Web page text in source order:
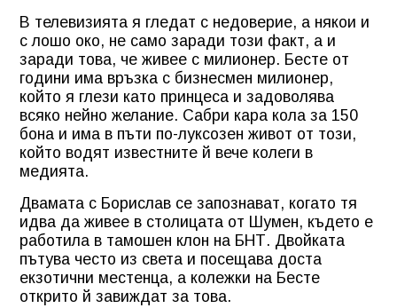
В телевизията я гледат с недоверие, а някои и
с лошо око, не само заради този факт, а и
заради това, че живее с милионер. Бесте от
години има връзка с бизнесмен милионер,
който я глези като принцеса и задоволява
всяко нейно желание. Сабри кара кола за 150
бона и има в пъти по-луксозен живот от този,
който водят известните й вече колеги в
медията.
Двамата с Борислав се запознават, когато тя
идва да живее в столицата от Шумен, където е
работила в тамошен клон на БНТ. Двойката
пътува често из света и посещава доста
екзотични местенца, а колежки на Бесте
открито й завиждат за това.